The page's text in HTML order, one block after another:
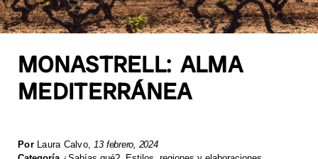
MONASTRELL: ALMA
MEDITERRÁNEA
Por Laura Calvo, 13 febrero, 2024